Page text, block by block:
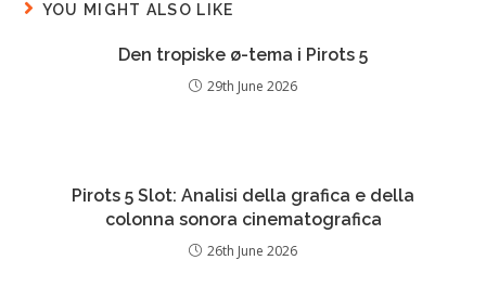
YOU MIGHT ALSO LIKE
Den tropiske ø-tema i Pirots 5
29th June 2026
Pirots 5 Slot: Analisi della grafica e della
colonna sonora cinematografica
26th June 2026